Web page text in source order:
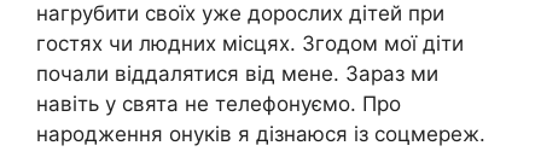
нагрубити своїх уже дорослих дітей при
гостях чи людних місцях. Згодом мої діти
почали віддалятися від мене. Зараз ми
навіть у свята не телефонуємо. Про
народження онуків я дізнаюся із соцмереж.